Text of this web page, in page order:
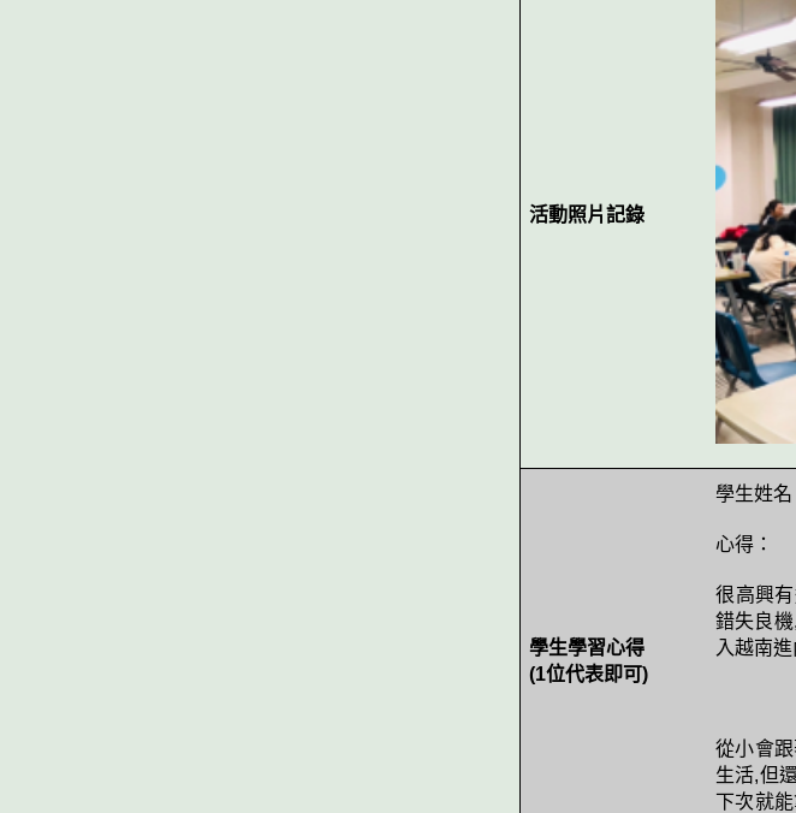
活動照片記錄
學生學習心得
(1位代表即可)
學生姓
心得：
很高興
錯失良
入越南
從小會
生活,但
下次就